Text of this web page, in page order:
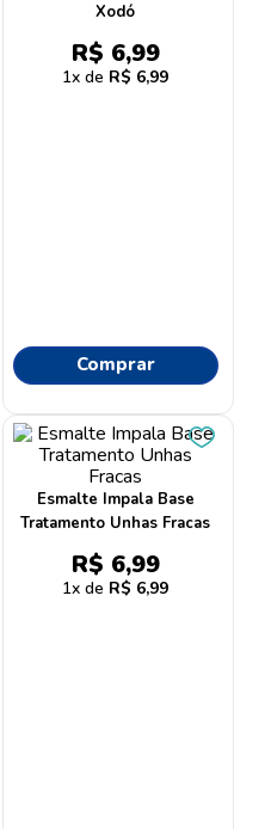
Xodó
R$ 6,99
1 R$ 6,99
Comprar
Esmalte Impala Base
Tratamento Unhas Fracas
R$ 6,99
1 R$ 6,99